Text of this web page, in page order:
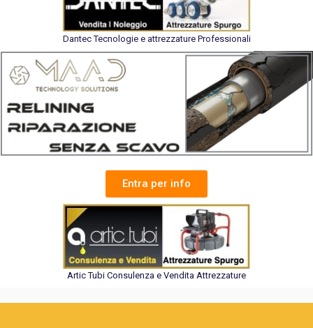
Dantec Tecnologie e attrezzature Professionali
Entra per info
Artic Tubi Consulenza e Vendita Attrezzature